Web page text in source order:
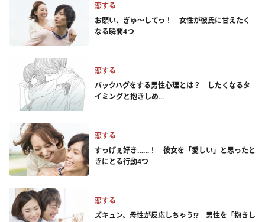
恋する
お願い、ぎゅ～してっ！ 女性が彼氏に甘えたく
なる瞬間4つ
恋する
バックハグをする男性心理とは？ したくなるタ
イミングと抱きしめ...
恋する
すっげぇ好き……！ 彼女を「愛しい」と思ったと
きにとる行動4つ
恋する
ズキュン、母性が反応しちゃう!? 男性を「抱きし